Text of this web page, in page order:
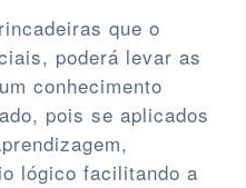
que o
poderá levar as
conhecimento
pois se aplicados
lógico facilitando a